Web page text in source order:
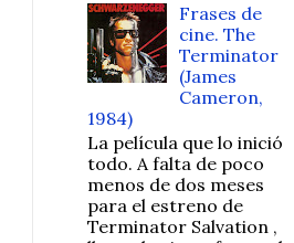
Frases de
cine. The
Terminator
(James
Cameron,
1984)
La película que lo inició
todo. A falta de poco
menos de dos meses
para el estreno de
Terminator Salvation ,